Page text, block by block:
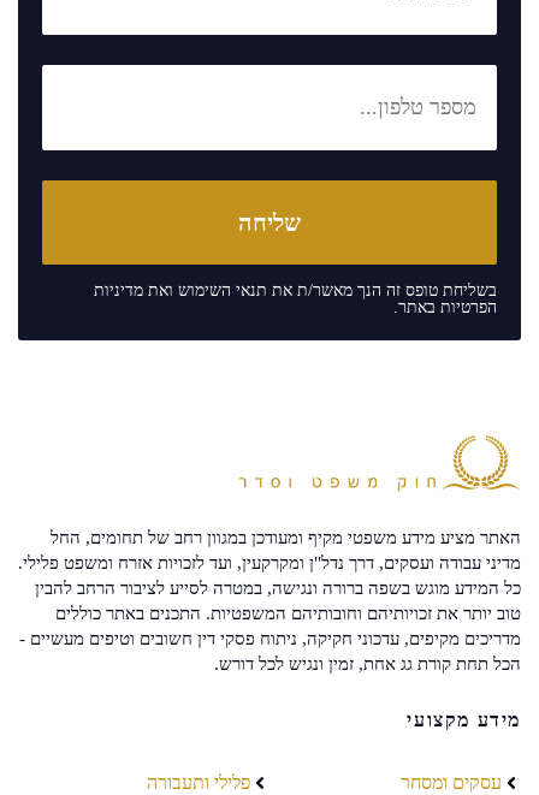
בשליחת טופס זה הנך מאשר/ת את תנאי השימוש ואת מדיניות
הפרטיות באתר.
האתר מציע מידע משפטי מקיף ומעודכן במגוון רחב של תחומים, החל
מדיני עבודה ועסקים, דרך נדל"ן ומקרקעין, ועד לזכויות אזרח ומשפט פלילי.
כל המידע מוגש בשפה ברורה ונגישה, במטרה לסייע לציבור הרחב להבין
טוב יותר את זכויותיהם וחובותיהם המשפטיות. התכנים באתר כוללים
מדריכים מקיפים, עדכוני חקיקה, ניתוח פסקי דין חשובים וטיפים מעשיים -
הכל תחת קורת גג אחת, זמין ונגיש לכל דורש.
מידע מקצועי
עסקים ומסחר
פלילי ותעבורה